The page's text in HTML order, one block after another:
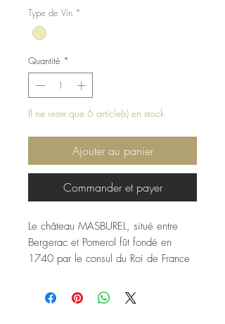
Type de Vin *
Quantité *
Il ne reste que 6 article(s) en stock
Ajouter au panier
Commander et payer
Le château MASBUREL, situé entre
Bergerac et Pomerol fût fondé en
1740 par le consul du Roi de France
on y produit de grands vins de garde
grâce à des méthodes respectueuses